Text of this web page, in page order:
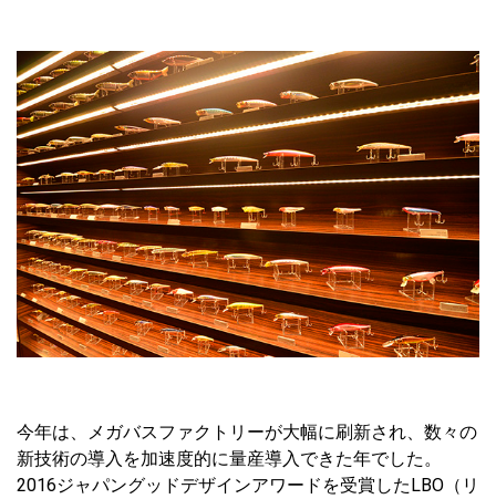
今年は、メガバスファクトリーが大幅に刷新され、数々の
新技術の導入を加速度的に量産導入できた年でした。
2016ジャパングッドデザインアワードを受賞したLBO（リ